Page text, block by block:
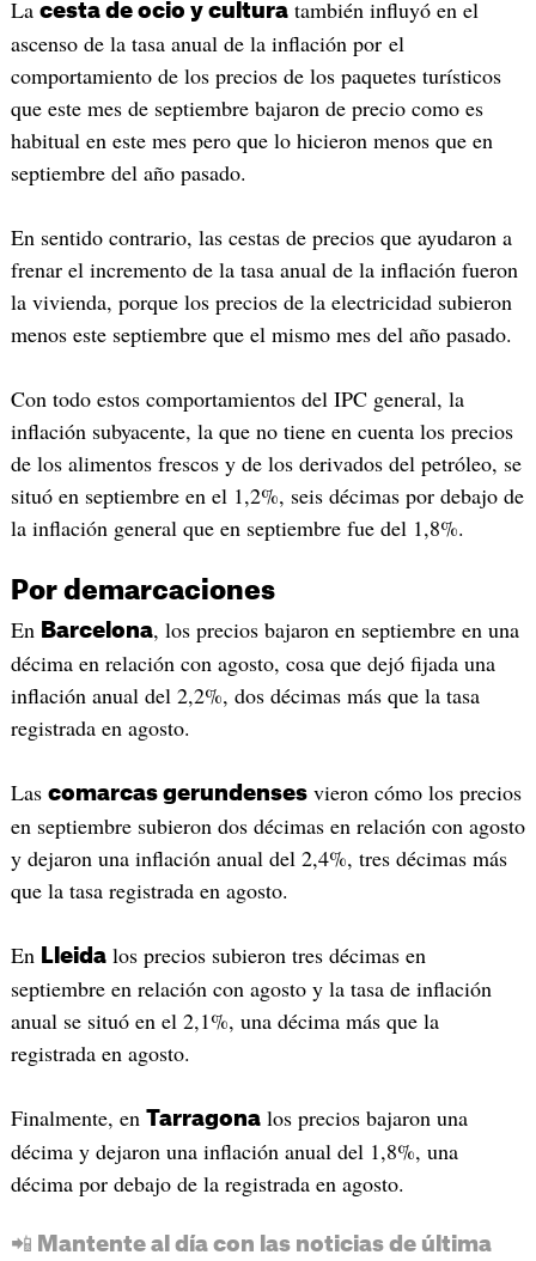
La cesta de ocio y culturatambién influyó en el
ascenso de la tasa anual de la inflación por el
comportamiento de los precios de los paquetes turísticos
que este mes de septiembre bajaron de precio como es
habitual en este mes pero que lo hicieron menos que en
septiembre del año pasado.
En sentido contrario, las cestas de precios que ayudaron a
frenar el incremento de la tasa anual de la inflación fueron
la vivienda, porque los precios de la electricidad subieron
menos este septiembre que el mismo mes del año pasado.
Con todo estos comportamientos del IPC general, la
inflación subyacente, la que no tiene en cuenta los precios
de los alimentos frescos y de los derivados del petróleo, se
situó en septiembre en el 1,2%, seis décimas por debajo de
la inflación general que en septiembre fue del 1,8%.
Por demarcaciones
En Barcelona, los precios bajaron en septiembre en una
décima en relación con agosto, cosa que dejó fijada una
inflación anual del 2,2%, dos décimas más que la tasa
registrada en agosto.
Las comarcas gerundensesvieron cómo los precios
en septiembre subieron dos décimas en relación con agosto
y dejaron una inflación anual del 2,4%, tres décimas más
que la tasa registrada en agosto.
En Lleidalos precios subieron tres décimas en
septiembre en relación con agosto y la tasa de inflación
anual se situó en el 2,1%, una décima más que la
registrada en agosto.
Finalmente, en Tarragonalos precios bajaron una
décima y dejaron una inflación anual del 1,8%, una
décima por debajo de la registrada en agosto.
📲 Mantente al día con las noticias de última